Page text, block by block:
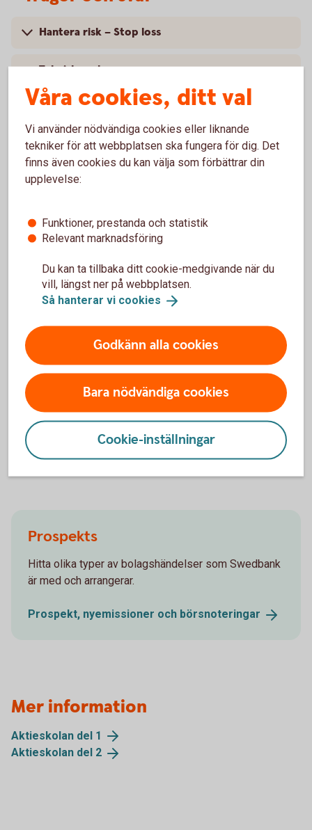
Hantera risk – Stop loss
Teknisk analys
Trend, trendlinjer och trendkanaler
Grundläggande kring börsintroduktioner
Frågetest
Svar på frågetest
Aktietips och mer information
Aktiellt
Dagliga bolagsanalyser, börskommentarer,
aktierekommendationer, förvaltarkommentarer och
tips runt pension och privatekonomi.
Aktiellt (swedbank-aktiellt.se)
Prospekts
Hitta olika typer av bolagshändelser som Swedbank
är med och arrangerar.
Prospekt, nyemissioner och börsnoteringar
Mer information
Aktieskolan del 1
Aktieskolan del 2
Våra cookies, ditt val
Vi använder nödvändiga cookies eller liknande
tekniker för att webbplatsen ska fungera för dig. Det
finns även cookies du kan välja som förbättrar din
upplevelse:
Funktioner, prestanda och statistik
Relevant marknadsföring
Du kan ta tillbaka ditt cookie-medgivande när du
vill, längst ner på webbplatsen.
Så hanterar vi cookies
Godkänn alla cookies
Bara nödvändiga cookies
Cookie-inställningar